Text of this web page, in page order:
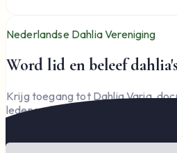
Nederlandse Dahlia Vereniging
Word lid en beleef
Krijg toegang tot Dahlia Varia,
ledengedeelte — en steun de